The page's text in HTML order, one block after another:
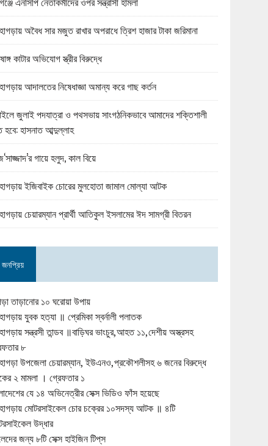
অবৈধ সার মজুত রাখার অপরাধে ত্রিশ হাজার টাকা জরিমানা
কাটার অভিযোগ স্ত্রীর বিরুদ্ধে
আদালতের নিষেধাজ্ঞা অমান্য করে গাছ কর্তন
জুলাই পদযাত্রা ও পথসভায় সাংগঠনিকভাবে আমাদের শক্তিশালী
হবে: হাসনাত আব্দুল্লাহ
গায়ে হলুদ, কাল বিয়ে
ইজিবাইক চোরের মুলহোতা জামাল মোল্যা আটক
চেয়ারম্যান প্রার্থী আতিকুল ইসলামের ঈদ সামগ্রী বিতরন
জনপ্রিয়
তাড়ানোর ১০ ঘরোয়া উপায়
যুবক হত্যা ॥ প্রেমিকা স্বর্নালী পলাতক
সন্ত্রসী তান্ডব ॥বাড়িঘর ভাংচুর,আহত ১১,দেশীয় অস্ত্রসহ
৮
উপজেলা চেয়ারম্যান, ইউএনও,প্রকৌশলীসহ ৬ জনের বিরুদ্ধে
২ মামলা । গ্রেফতার ১
যে ১৪ অভিনেত্রীর সেক্স ভিডিও ফাঁস হয়েছে
মোটরসাইকেল চোর চক্রের ১০সদস্য আটক ॥ ৪টি
উদ্ধার
জন্য ৮টি সেক্স হাইজিন টিপ্‌স